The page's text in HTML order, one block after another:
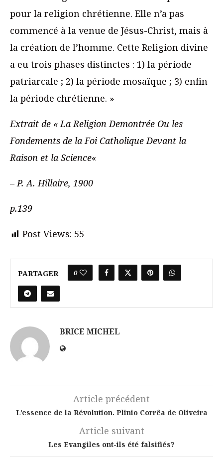
pour la religion chrétienne. Elle n’a pas
commencé à la venue de Jésus-Christ, mais à
la création de l’homme. Cette Religion divine
a eu trois phases distinctes : 1) la période
patriarcale ; 2) la période mosaïque ; 3) enfin
la période chrétienne. »
Extrait de « La Religion Demontrée Ou les
Fondements de la Foi Catholique Devant la
Raison et la Science«
– P. A. Hillaire, 1900
p.139
Post Views: 55
PARTAGER 0
BRICE MICHEL
Article précédent
L’essence de la Révolution. Plinio Corrêa de Oliveira
Article suivant
Les Evangiles ont-ils été falsifiés?